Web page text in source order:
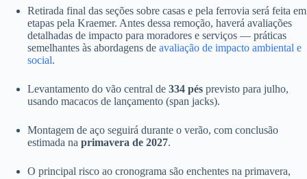
Retirada final das seções sobre casas e pela ferrovia será feita em
etapas pela Kraemer. Antes dessa remoção, haverá avaliações
detalhadas de impacto para moradores e serviços — práticas
semelhantes às abordagens de avaliação de impacto ambiental e
social.
Levantamento do vão central de 334 pés previsto para julho,
usando macacos de lançamento (span jacks).
Montagem de aço seguirá durante o verão, com conclusão
estimada na primavera de 2027.
O principal risco ao cronograma são enchentes na primavera,